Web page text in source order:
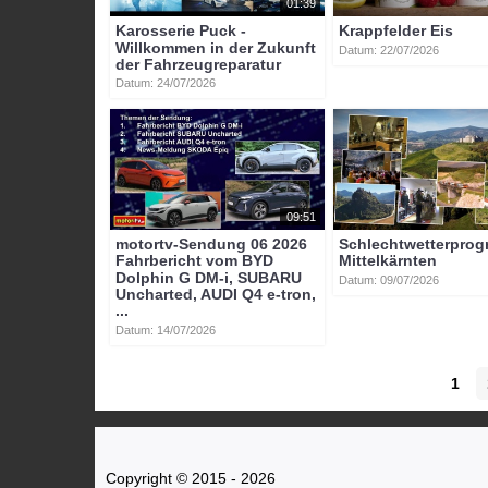
01:39
Karosserie Puck -
Willkommen in der Zukunft
der Fahrzeugreparatur
Datum: 24/07/2026
Krappfelder Eis
Datum: 22/07/2026
09:51
motortv-Sendung 06 2026
Fahrbericht vom BYD
Dolphin G DM-i, SUBARU
Uncharted, AUDI Q4 e-tron,
...
Datum: 14/07/2026
Mittelkärnten
Datum: 09/07/2026
1
Copyright © 2015 - 2026